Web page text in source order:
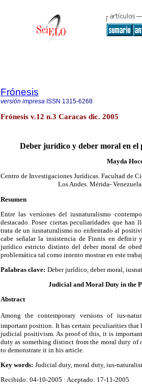
Frónesis
versión impresa ISSN 1315-6268
Frónesis v.12 n.3 Caracas dic. 2005
Deber jurídico y deber moral en el
Mayda
Centro de Investigaciones Jurídicas. Facultad de
Los Andes. Mérida-
Resumen
Entre las versiones del iusnaturalismo
destacado. Posee ciertas peculiaridades que han
trata de un iusnaturalismo no enfrentado al
cabe señalar la insistencia de Finnis en definir
jurídico estricto distinto del deber moral de
problemática tal como intento mostrar en este
Palabras clave: Deber jurídico, deber moral,
Judicial and Moral Duty in the
Abstract
Among the contemporary versions of ius-
important position. It has certain peculiarities that
judicial positivism. As proof of this, it is
duty as something distinct from the moral duty
to demonstrate it in his article.
Key words: Judicial duty, moral duty, ius-
Recibido: 04-10-2005 · Aceptado: 17-11-2005